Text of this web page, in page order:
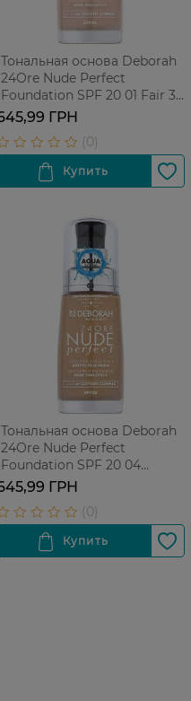
Тональная основа Deborah
24Ore Nude Perfect
Foundation SPF 20 01 Fair 30
мл
ГРН
Тональная основа Deborah
24Ore Nude Perfect
Foundation SPF 20 04
Apricot 30 мл
ГРН